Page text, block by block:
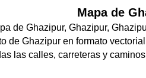
Mapa de
de Ghazipur, Ghazipur,
de Ghazipur en formato
las calles, carreteras y